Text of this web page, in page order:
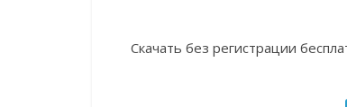
Скачать без регистрации